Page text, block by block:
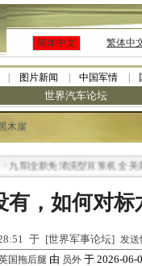
简体中文 繁体中
图片新闻 中国军情
世界汽车论坛
木崖
九阳全新免清洗型豆浆机 全美最
有，如何对标
于 [世界军事论坛] 发送
国拖后腿 由 员外 于 2026-06-